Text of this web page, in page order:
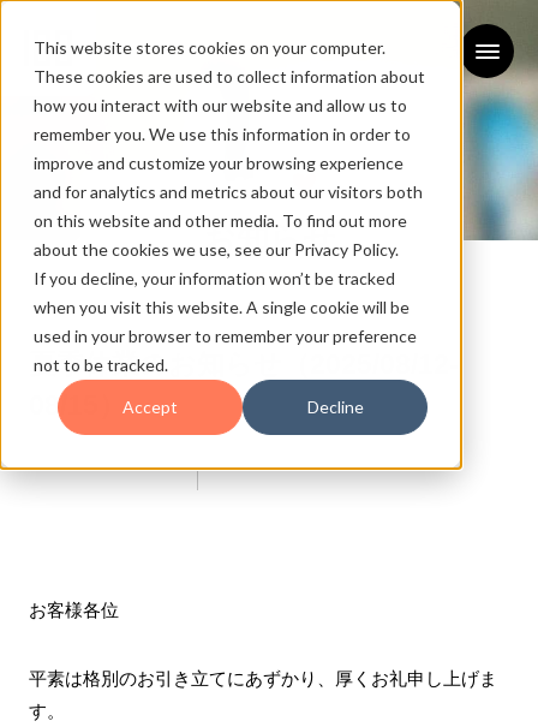
This website stores cookies on your computer.
These cookies are used to collect information about
how you interact with our website and allow us to
remember you. We use this information in order to
improve and customize your browsing experience
and for analytics and metrics about our visitors both
on this website and other media. To find out more
about the cookies we use, see our Privacy Policy.
If you decline, your information won’t be tracked
when you visit this website. A single cookie will be
used in your browser to remember your preference
not to be tracked.
Accept Decline
お知らせ
NEWS
夏季休業のお知らせ（2025/08/12-
08/15）
お客様各位
平素は格別のお引き立てにあずかり、厚くお礼申し上げま
す。